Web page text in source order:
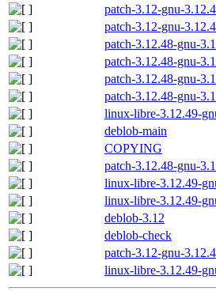
patch-3.12-gnu-
patch-3.12-gnu-
patch-3.12.48-gnu-
patch-3.12.48-gnu-
patch-3.12.48-gnu-
patch-3.12.48-gnu-
linux-libre-3.12.49-
deblob-main
COPYING
patch-3.12.48-gnu-
linux-libre-3.12.49-
linux-libre-3.12.49-
deblob-3.12
deblob-check
patch-3.12-gnu-
linux-libre-3.12.49-